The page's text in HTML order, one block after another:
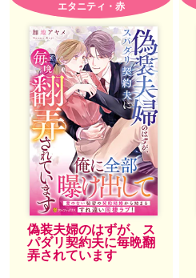
エタニティ・赤
偽装夫婦のはずが、ス
パダリ契約夫に毎晩翻
弄されています